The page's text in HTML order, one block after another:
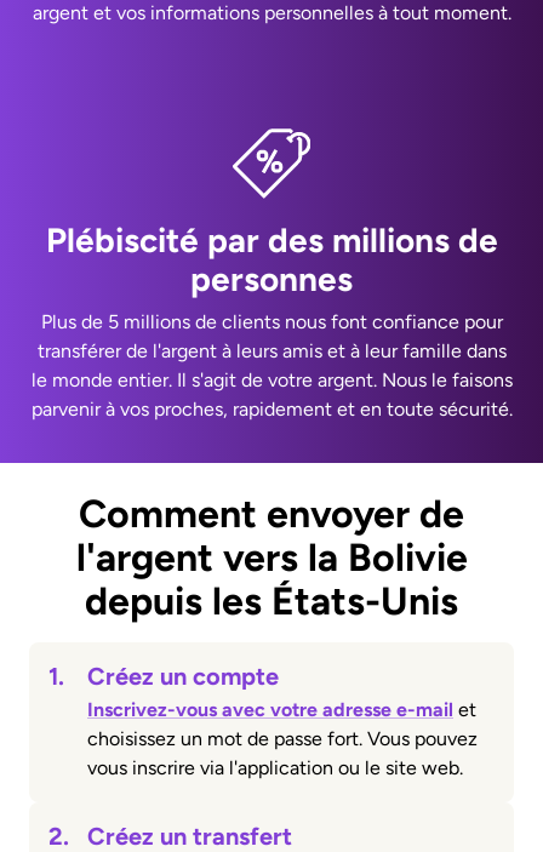
argent et vos informations personnelles à tout moment.
Plébiscité par des millions de
personnes
Plus de 5 millions de clients nous font confiance pour
transférer de l'argent à leurs amis et à leur famille dans
le monde entier. Il s'agit de votre argent. Nous le faisons
parvenir à vos proches, rapidement et en toute sécurité.
Comment envoyer de
l'argent vers la Bolivie
depuis les États-Unis
1. Créez un compte
Inscrivez-vous avec votre adresse e-mail et
choisissez un mot de passe fort. Vous pouvez
vous inscrire via l'application ou le site web.
2. Créez un transfert